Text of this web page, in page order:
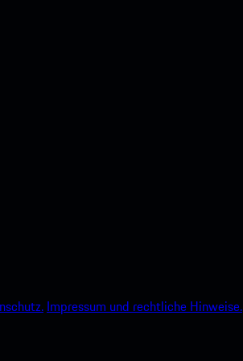
Impressum und rechtliche Hinweise.